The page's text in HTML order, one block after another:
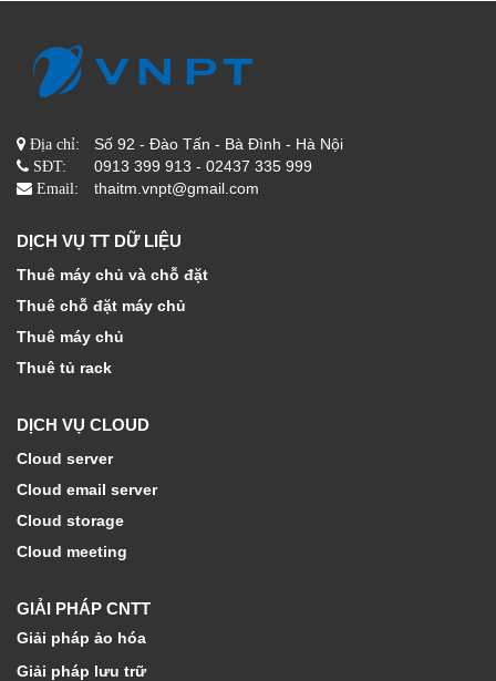
Địa chỉ: Số 92 - Đào Tấn - Bà Đình - Hà Nội
SĐT: 0913 399 913 - 02437 335 999
Email: thaitm.vnpt@gmail.com
DỊCH VỤ TT DỮ LIỆU
Thuê máy chủ và chỗ đặt
Thuê chỗ đặt máy chủ
Thuê máy chủ
Thuê tủ rack
DỊCH VỤ CLOUD
Cloud server
Cloud email server
Cloud storage
Cloud meeting
GIẢI PHÁP CNTT
Giải pháp ảo hóa
Giải pháp lưu trữ